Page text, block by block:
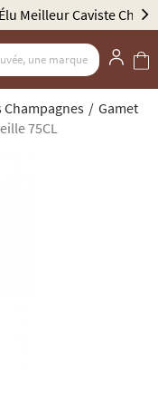
Gault & Millau
Champagnes
Gamet
75CL